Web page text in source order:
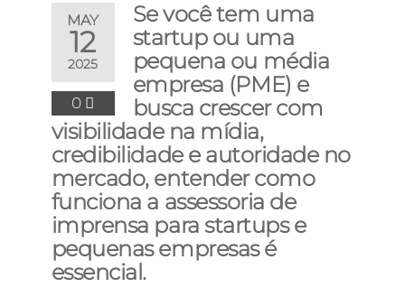
MAY
12
2025
0
Se você tem uma
startup ou uma
pequena ou média
empresa (PME) e
busca crescer com
visibilidade na mídia,
credibilidade e autoridade no
mercado, entender como
funciona a assessoria de
imprensa para startups e
pequenas empresas é
essencial.